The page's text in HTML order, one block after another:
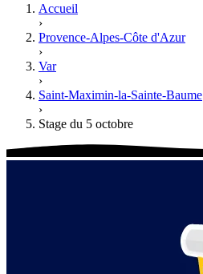
Accueil
›
Provence-Alpes-Côte d'Azur
›
Var
›
Saint-Maximin-la-Sainte-Baume
›
Stage du 5 octobre